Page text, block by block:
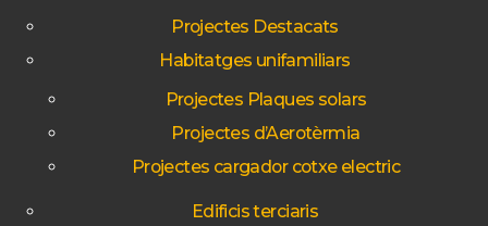
Projectes Destacats
Habitatges unifamiliars
Projectes Plaques solars
Projectes d’Aerotèrmia
Projectes cargador cotxe electric
Edificis terciaris